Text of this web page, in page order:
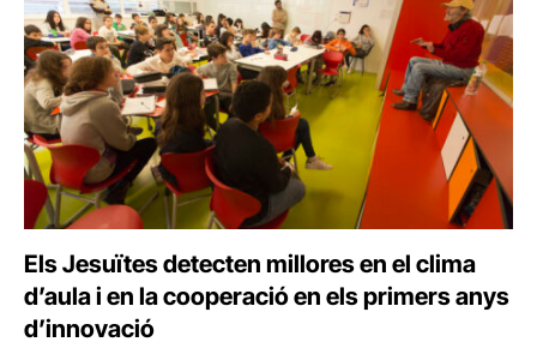
Els Jesuïtes detecten millores en el clima
d’aula i en la cooperació en els primers anys
d’innovació